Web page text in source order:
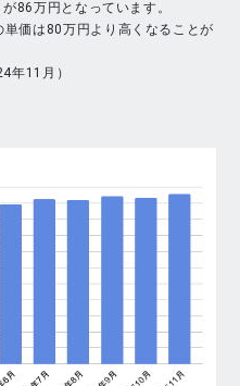
86万円となっています。
価は80万円より高くなることが
年11月）